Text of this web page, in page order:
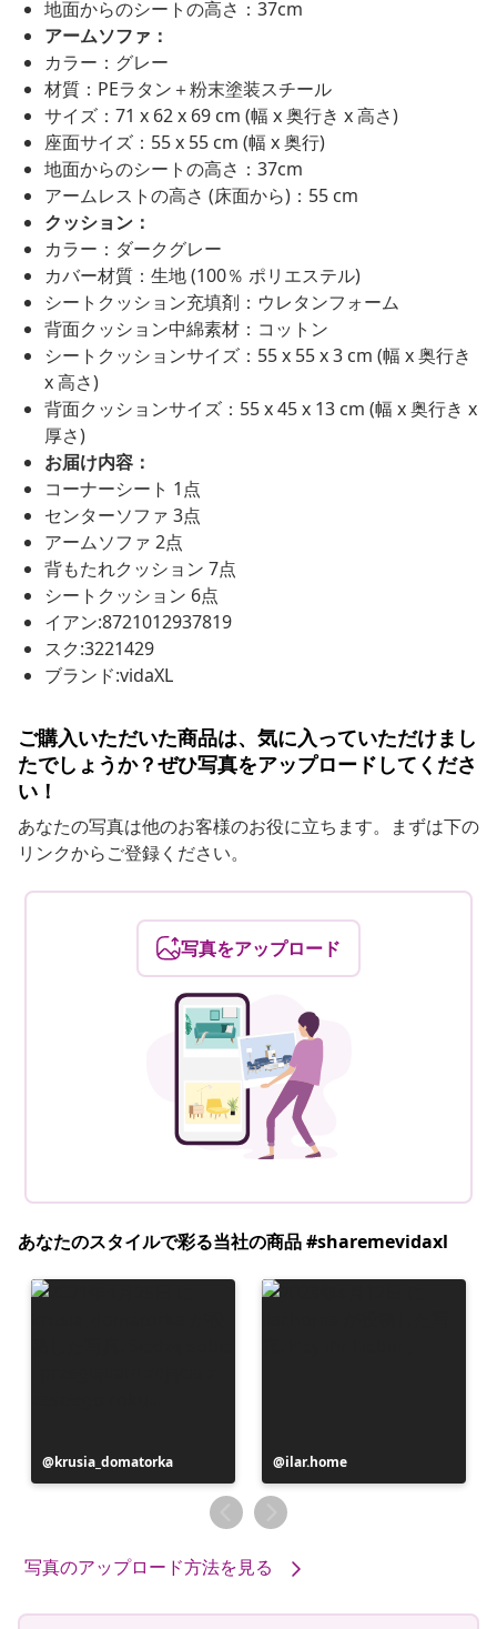
地面からのシートの高さ：37cm
アームソファ：
カラー：グレー
材質：PEラタン＋粉末塗装スチール
サイズ：71 x 62 x 69 cm (幅 x 奥行き x 高さ)
座面サイズ：55 x 55 cm (幅 x 奥行)
地面からのシートの高さ：37cm
アームレストの高さ (床面から)：55 cm
クッション：
カラー：ダークグレー
カバー材質：生地 (100％ ポリエステル)
シートクッション充填剤：ウレタンフォーム
背面クッション中綿素材：コットン
シートクッションサイズ：55 x 55 x 3 cm (幅 x 奥行き
x 高さ)
背面クッションサイズ：55 x 45 x 13 cm (幅 x 奥行き x
厚さ)
お届け内容：
コーナーシート 1点
センターソファ 3点
アームソファ 2点
背もたれクッション 7点
シートクッション 6点
イアン:8721012937819
スク:3221429
ブランド:vidaXL
ご購入いただいた商品は、気に入っていただけまし
たでしょうか？ぜひ写真をアップロードしてくださ
い！
あなたの写真は他のお客様のお役に立ちます。まずは下の
リンクからご登録ください。
写真をアップロード
あなたのスタイルで彩る当社の商品 #sharemevidaxl
投
稿
krusia_domatorka
投
稿
者
ilar.home
写真のアップロード方法を見る